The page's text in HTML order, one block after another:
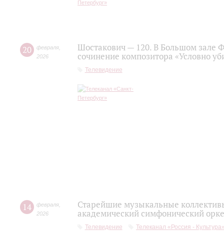
20 февраля
2026
Шостакович — 120. В Большом зале
сочинение композитора «Условно
Телевидение
14 февраля
2026
Старейшие музыкальные
академический симфонический
Телевидение Телеканал «Россия -